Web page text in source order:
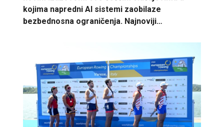
kojima napredni AI sistemi zaobilaze
bezbednosna ograničenja. Najnoviji…